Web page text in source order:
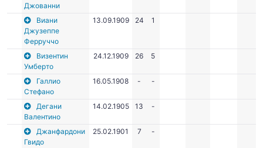
Джованни
Виани
Джузеппе
Ферруччо
13.09.1909 24 1
Визентин
Умберто
24.12.1909 26 5
Галлио
Стефано
16.05.1908 - -
Дегани
Валентино
14.02.1905 13 -
Джанфардони
Гвидо
25.02.1901 7 -